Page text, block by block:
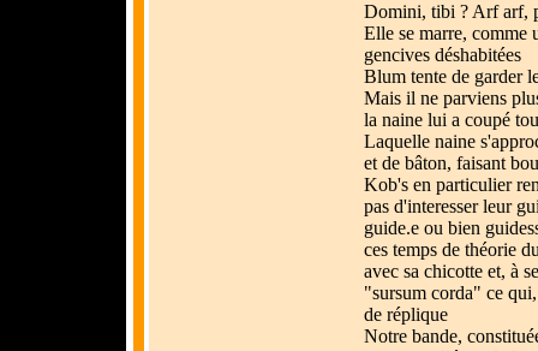
Domini, tibi ? Arf arf,
Elle se marre, comme
gencives déshabitées
Blum tente de garder
Mais il ne parviens
la naine lui a coupé
Laquelle naine
et de bâton, faisant
Kob's en particulier
pas d'interesser leur
guide.e ou bien
ces temps de théorie
avec sa chicotte et, à
"sursum corda" ce
de réplique
Notre bande,